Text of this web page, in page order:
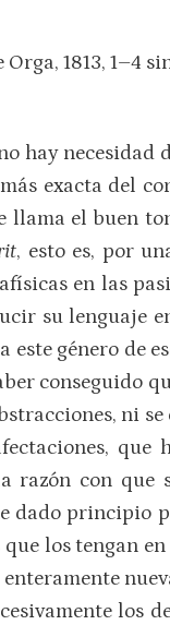
Orga, 1813, 1–4
hay necesidad
exacta del
llama el buen
, esto es, por
en las
su lenguaje
este género de
conseguido
ni
que
razón con que
dado principio
los tengan
los